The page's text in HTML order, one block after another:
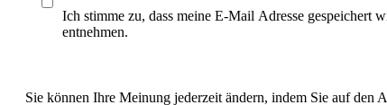
Ich stimme zu, dass meine E-Mail Adresse gespeichert
entnehmen.
Sie können Ihre Meinung jederzeit ändern, indem Sie auf